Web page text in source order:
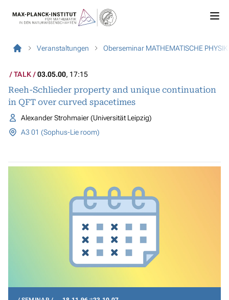
Veranstaltungen Oberseminar MATHEMATISCHE PHYSIK
TALK 03.05.00, 17:15
Reeh-Schlieder property and unique continuation
in QFT over curved spacetimes
Alexander Strohmaier (Universität Leipzig)
A3 01 (Sophus-Lie room)